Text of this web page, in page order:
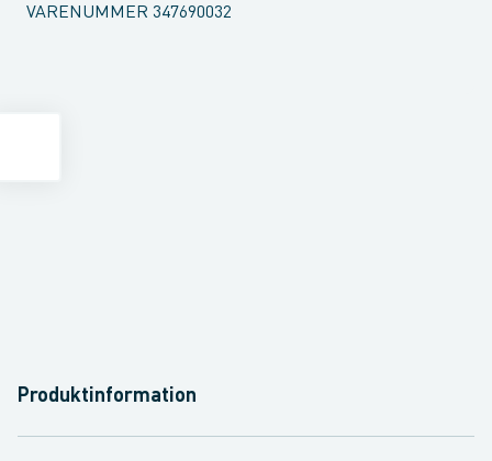
VARENUMMER 347690032
Produktinformation